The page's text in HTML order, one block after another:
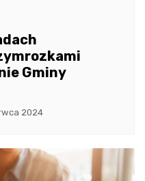
Gminy
2024